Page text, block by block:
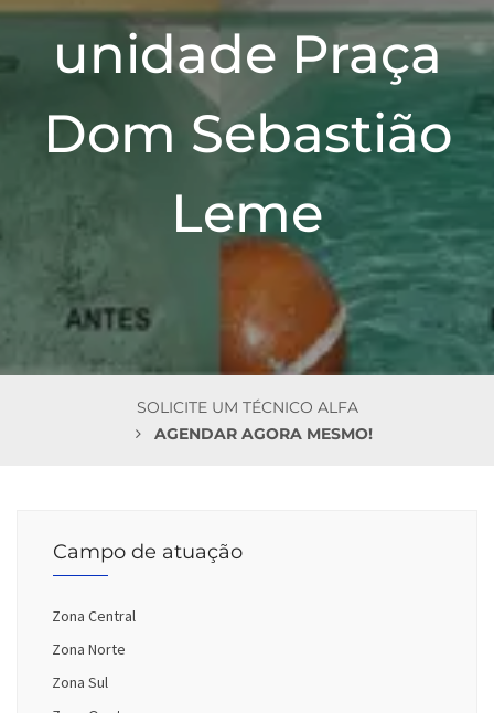
unidade Praça
Dom Sebastião
Leme
SOLICITE UM TÉCNICO ALFA
AGENDAR AGORA MESMO!
Campo de atuação
Zona Central
Zona Norte
Zona Sul